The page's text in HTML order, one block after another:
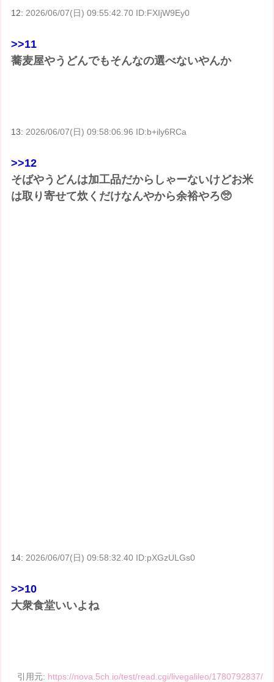
12: 2026/06/07(日) 09:55:42.70 ID:FXIjW9Ey0
>>11
蕎麦屋やうどんでもそんなの選べないやんか
13: 2026/06/07(日) 09:58:06.96 ID:b+ily6RCa
>>12
そばやうどんは加工品だからしゃーないけどお米
は取り寄せて炊くだけなんやから余裕やろ🥺
14: 2026/06/07(日) 09:58:32.40 ID:pXGzULGs0
>>10
大衆食堂いいよね
引用元: https://nova.5ch.io/test/read.cgi/livegalileo/1780792837/